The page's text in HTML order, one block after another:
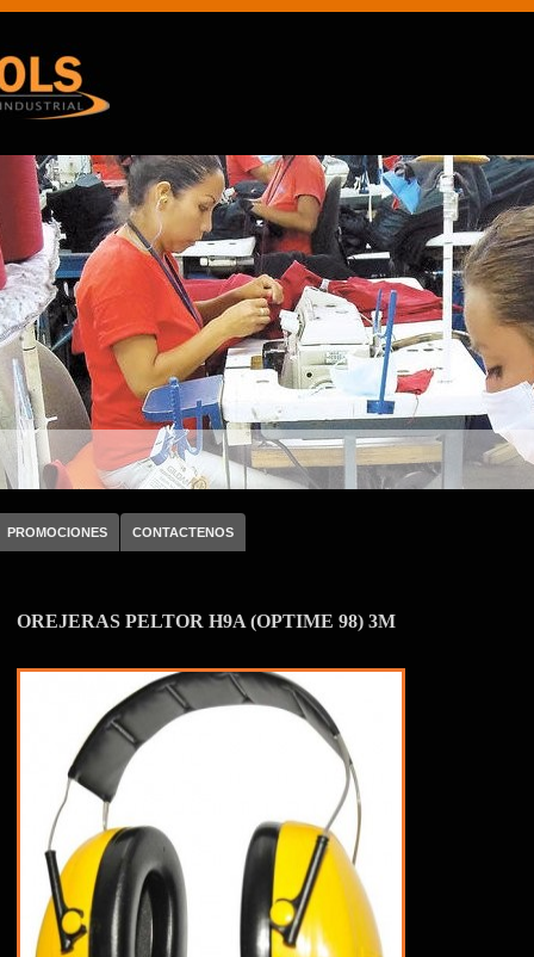
PROMOCIONES CONTACTENOS
OREJERAS PELTOR H9A (OPTIME 98) 3M